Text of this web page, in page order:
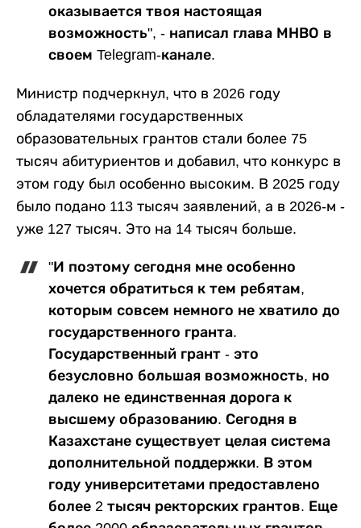
оказывается твоя настоящая
возможность", - написал глава МНВО в
своем Telegram-канале.
Министр подчеркнул, что в 2026 году
обладателями государственных
образовательных грантов стали более 75
тысяч абитуриентов и добавил, что конкурс в
этом году был особенно высоким. В 2025 году
было подано 113 тысяч заявлений, а в 2026-м -
уже 127 тысяч. Это на 14 тысяч больше.
"И поэтому сегодня мне особенно
хочется обратиться к тем ребятам,
которым совсем немного не хватило до
государственного гранта.
Государственный грант - это
безусловно большая возможность, но
далеко не единственная дорога к
высшему образованию. Сегодня в
Казахстане существует целая система
дополнительной поддержки. В этом
году университетами предоставлено
более 2 тысяч ректорских грантов. Еще